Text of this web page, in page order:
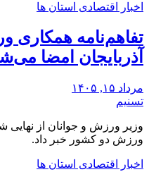
اخبار اقتصادی استان ها
تفاهم‌نامه همکاری
آذربایجان امضا
مرداد ۱۵, ۱۴۰۵
تسنیم
وزیر ورزش و جوانان از نهایی
ورزش دو کشور خبر داد.
اخبار اقتصادی استان ها